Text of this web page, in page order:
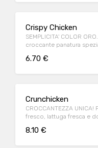
Crispy Chicken
SEMPLICITA' COLOR
croccante panatura
6.70 €
Crunchicken
CROCCANTEZZA
fresco, lattuga fresca e
8.10 €